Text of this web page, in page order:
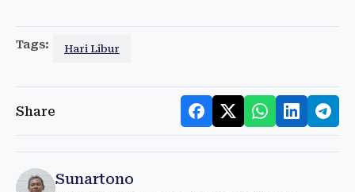
Tags: Hari Libur
Share
Sunartono